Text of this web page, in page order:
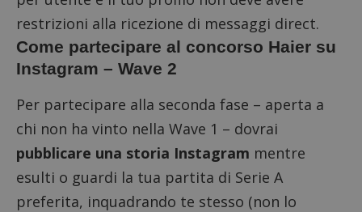
restrizioni alla ricezione di messaggi direct.
Come partecipare al concorso Haier su
Instagram – Wave 2
Per partecipare alla seconda fase – aperta a
chi non ha vinto nella Wave 1 – dovrai
pubblicare una storia Instagram mentre
esulti o guardi la tua partita di Serie A
preferita, inquadrando te stesso (non lo